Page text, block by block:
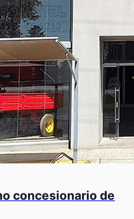
concesionario de